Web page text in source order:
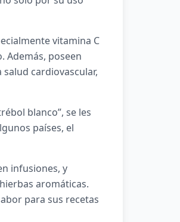
vitamina C
Además, poseen
cardiovascular,
blanco”, se les
países, el
infusiones, y
aromáticas.
para sus recetas